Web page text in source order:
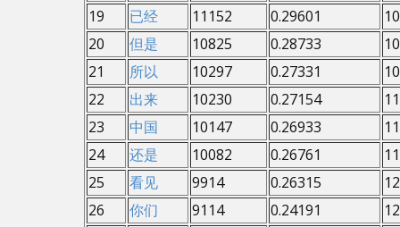
19
已经 11152 0.29601
20
但是 10825 0.28733
21
所以 10297 0.27331
22
出来 10230 0.27154
23
中国 10147 0.26933
24
还是 10082 0.26761
25
看见 9914 0.26315
26
你们 9114 0.24191